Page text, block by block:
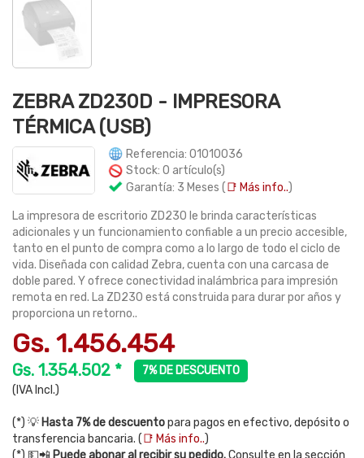
ZEBRA ZD230D - IMPRESORA
TÉRMICA (USB)
Referencia: 01010036
Stock: 0 artículo(s)
Garantía: 3 Meses (📑 Más info..)
La impresora de escritorio ZD230 le brinda características
adicionales y un funcionamiento confiable a un precio accesible,
tanto en el punto de compra como a lo largo de todo el ciclo de
vida. Diseñada con calidad Zebra, cuenta con una carcasa de
doble pared. Y ofrece conectividad inalámbrica para impresión
remota en red. La ZD230 está construida para durar por años y
proporciona un retorno..
Gs. 1.456.454
Gs. 1.354.502 *
7% DE DESCUENTO
(IVA Incl.)
(*) 💡 Hasta 7% de descuentopara pagos en efectivo, depósito o
transferencia bancaria. (📑 Más info..)
(*) 💵📲 Puede abonar al recibir su pedido.Consulte en la sección